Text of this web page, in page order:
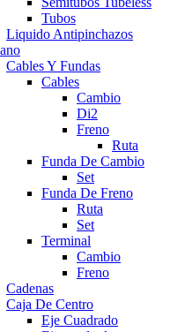
Tubos
Liquido Antipinchazos
Cables Y Fundas
Cables
Cambio
Di2
Freno
Ruta
Funda De Cambio
Set
Funda De Freno
Ruta
Set
Terminal
Cambio
Freno
Cadenas
Caja De Centro
Eje Cuadrado